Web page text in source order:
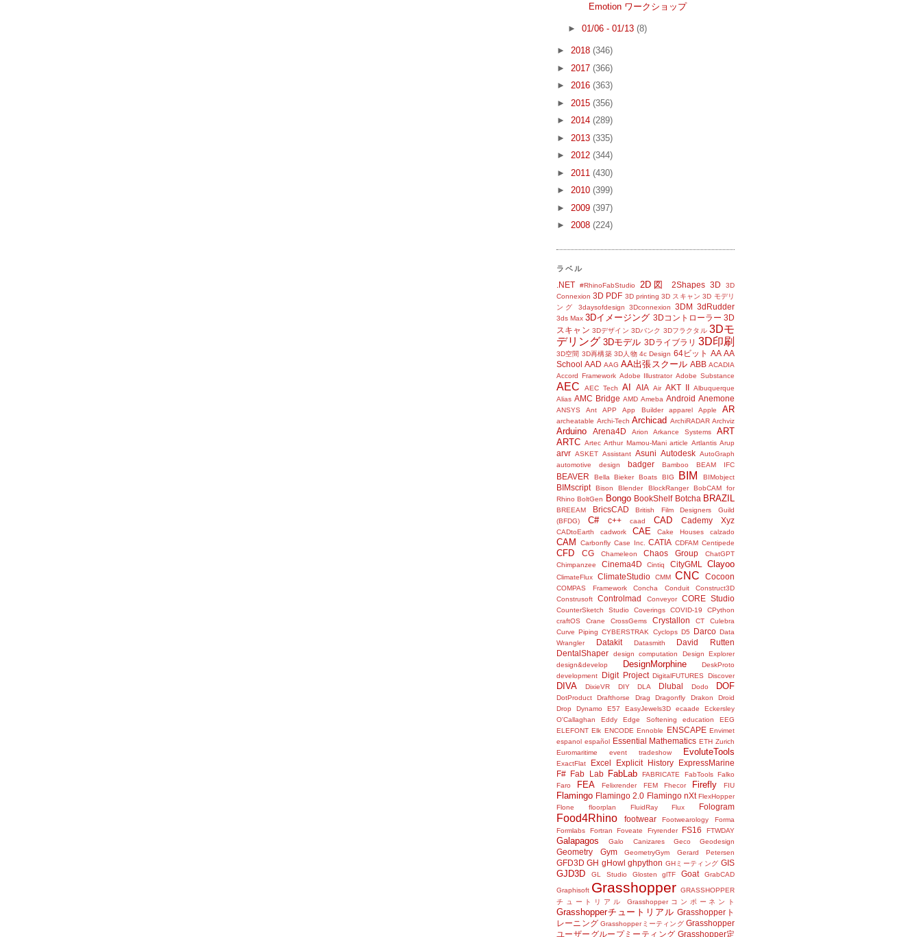
Emotion ワークショップ
► 01/06 - 01/13 (8)
► 2018 (346)
► 2017 (366)
► 2016 (363)
► 2015 (356)
► 2014 (289)
► 2013 (335)
► 2012 (344)
► 2011 (430)
► 2010 (399)
► 2009 (397)
► 2008 (224)
ラベル
.NET #RhinoFabStudio 2D図 2Shapes 3D
3D
Connexion 3D PDF 3D printing 3D スキャン 3D モデリ
ング
3daysofdesign 3Dconnexion 3DM 3dRudder
3ds Max 3Dイメージング 3Dコントローラー 3D
スキャン 3Dデザイン 3Dバンク 3Dフラクタル 3Dモ
デリング 3Dモデル 3Dライブラリ 3D印刷
3D空間 3D再構築 3D人物 4c Design 64ビット AA AA
School AAD AAG AA出張スクール ABB ACADIA
Accord Framework Adobe Illustrator Adobe Substance
AEC AEC Tech AI AIA Air AKT II Albuquerque
Alias AMC Bridge AMD Ameba Android Anemone
ANSYS Ant APP App Builder apparel Apple AR
archeatable Archi-Tech Archicad ArchiRADAR Archviz
Arduino Arena4D Arion Arkance Systems
ART
ARTC Artec Arthur Mamou-Mani article Artlantis Arup
arvr ASKET Assistant Asuni Autodesk AutoGraph
automotive design
badger Bamboo BEAM IFC
BEAVER Bella Bieker Boats BIG BIM BIMobject
BIMscript Bison Blender BlockRanger
BobCAM for
Rhino BoltGen Bongo BookShelf Botcha BRAZIL
BREEAM BricsCAD
British Film Designers Guild
(BFDG)
C# c++ caad CAD Cademy Xyz
CADtoEarth cadwork CAE Cake Houses calzado
CAM Carbonfly Case Inc. CATIA CDFAM Centipede
CFD CG Chameleon Chaos Group
ChatGPT
Chimpanzee
Cinema4D Cintiq CityGML Clayoo
ClimateFlux ClimateStudio CMM CNC Cocoon
COMPAS Framework Concha Conduit
Construct3D
Construsoft
Controlmad Conveyor CORE Studio
CounterSketch Studio Coverings COVID-19
CPython
craftOS
Crane CrossGems Crystallon CT
Culebra
Curve Piping CYBERSTRAK Cyclops D5 Darco Data
Wrangler
Datakit Datasmith
David Rutten
DentalShaper
design computation
Design Explorer
design&develop
DesignMorphine
DeskProto
development
Digit Project DigitalFUTURES Discover
DIVA DixieVR DIY DLA Dlubal Dodo DOF
DotProduct Drafthorse Drag Dragonfly Drakon
Droid
Drop
Dynamo E57 EasyJewels3D ecaade
Eckersley
O'Callaghan
Eddy Edge Softening education
EEG
ELEFONT Elk ENCODE Ennoble ENSCAPE Envimet
espanol español Essential Mathematics ETH Zurich
Euromaritime
event tradeshow EvoluteTools
ExactFlat Excel Explicit History
ExpressMarine
F# Fab Lab FabLab FABRICATE FabTools Falko
Faro
FEA Felixrender FEM Fhecor Firefly FIU
Flamingo Flamingo 2.0 Flamingo nXt FlexHopper
Flone
floorplan FluidRay Flux Fologram
Food4Rhino footwear Footwearology
Forma
Formlabs
Fortran Foveate Fryrender FS16 FTWDAY
Galapagos Galo Canizares Geco Geodesign
Geometry Gym GeometryGym Gerard Petersen
GFD3D GH gHowl ghpython GHミーティング GIS
GJD3D GL Studio Glosten glTF Goat GrabCAD
Graphisoft Grasshopper GRASSHOPPER
チュートリアル
Grasshopperコンポーネント
Grasshopperチュートリアル Grasshopperト
レーニング Grasshopperミーティング Grasshopper
ユーザーグループミーティング Grasshopper定